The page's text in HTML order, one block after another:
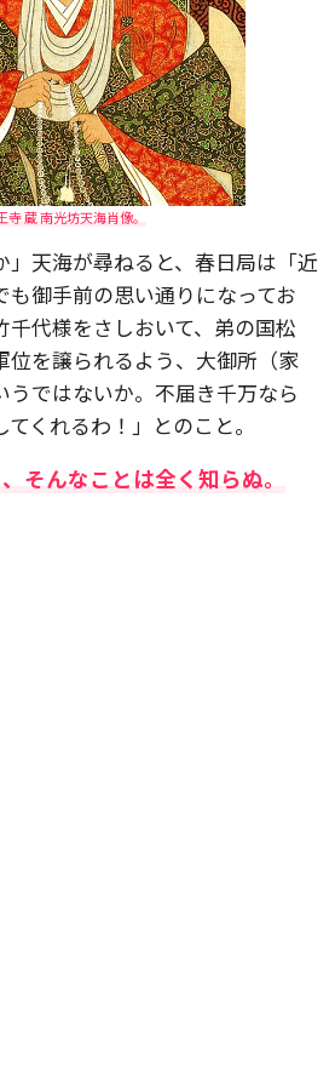
寺 蔵 南光坊天海肖像。
」天海が尋ねると、春日局は「近
も御手前の思い通りになってお
千代様をさしおいて、弟の国松
位を譲られるよう、大御所（家
ではないか。不届き千万なら
くれるわ！」とのこと。
そんなことは全く知らぬ。